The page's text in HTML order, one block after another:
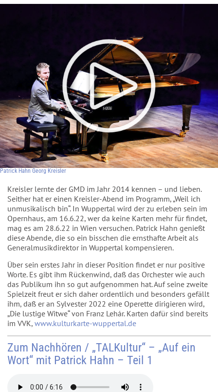
Patrick Hahn Georg Kreisler
Kreisler lernte der GMD im Jahr 2014 kennen – und lieben.
Seither hat er einen Kreisler-Abend im Programm, „Weil ich
unmusikalisch bin“. In Wuppertal wird der zu erleben sein im
Opernhaus, am 16.6.22, wer da keine Karten mehr für findet,
mag es am 28.6.22 in Wien versuchen. Patrick Hahn genießt
diese Abende, die so ein bisschen die ernsthafte Arbeit als
Generalmusikdirektor in Wuppertal kompensieren.
Über sein erstes Jahr in dieser Position findet er nur positive
Worte. Es gibt ihm Rückenwind, daß das Orchester wie auch
das Publikum ihn so gut aufgenommen hat. Auf seine zweite
Spielzeit freut er sich daher ordentlich und besonders gefällt
ihm, daß er an Sylvester 2022 eine Operette dirigieren wird,
„Die lustige Witwe“ von Franz Lehár. Karten dafür sind bereits
im VVK, www.kulturkarte-wuppertal.de
Zum Nachhören / „TALKultur“ – „Auf ein
Wort“ mit Patrick Hahn – Teil 1